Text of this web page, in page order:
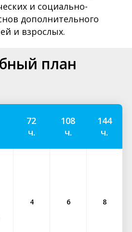
и социально-
дополнительного
и взрослых.
план
72
ч.
108
ч.
144
ч.
4 6 8